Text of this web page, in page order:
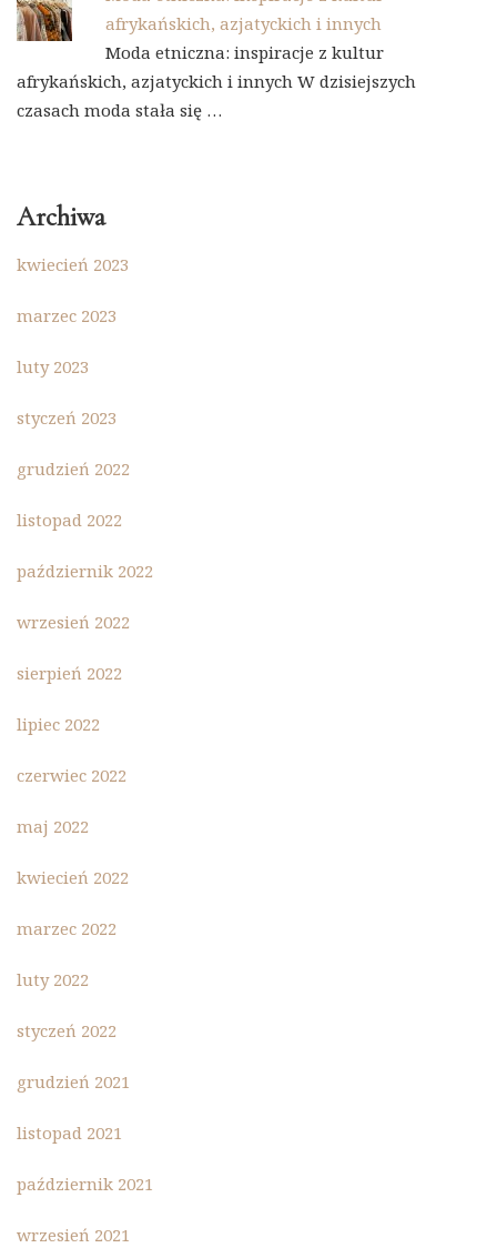
afrykańskich, azjatyckich i innych
Moda etniczna: inspiracje z kultur
afrykańskich, azjatyckich i innych W dzisiejszych
czasach moda stała się …
Archiwa
kwiecień 2023
marzec 2023
luty 2023
styczeń 2023
grudzień 2022
listopad 2022
październik 2022
wrzesień 2022
sierpień 2022
lipiec 2022
czerwiec 2022
maj 2022
kwiecień 2022
marzec 2022
luty 2022
styczeń 2022
grudzień 2021
listopad 2021
październik 2021
wrzesień 2021